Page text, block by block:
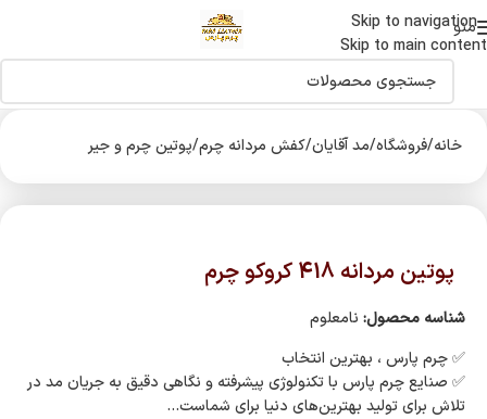
Skip to navigation
Skip to main content
اولین دارنده نشان حلال جهانی صنایع چرم درایران
منو
خانه/فروشگاه/مد آقایان/کفش مردانه چرم/پوتین چرم و جیر
پوتین مردانه 418 کروکو چرم
شناسه محصول: نامعلوم
✅️ چرم پارس ، بهترین انتخاب
✅️ صنایع چرم پارس با تکنولوژی پیشرفته و نگاهی دقیق به جریان مد در
تلاش برای تولید بهترین‌های دنیا برای شماست…